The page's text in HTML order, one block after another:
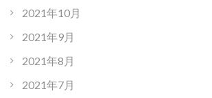
2021年10月
2021年9月
2021年8月
2021年7月